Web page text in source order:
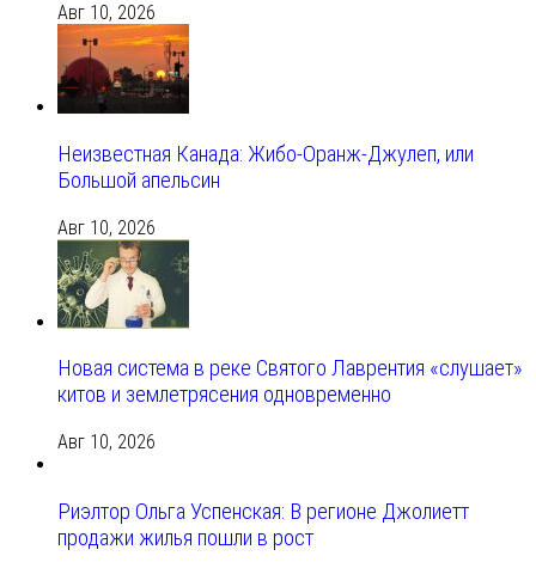
Авг 10, 2026
Неизвестная Канада: Жибо-Оранж-Джулеп, или
Большой апельсин
Авг 10, 2026
Новая система в реке Святого Лаврентия «слушает»
китов и землетрясения одновременно
Авг 10, 2026
Риэлтор Ольга Успенская: В регионе Джолиетт
продажи жилья пошли в рост